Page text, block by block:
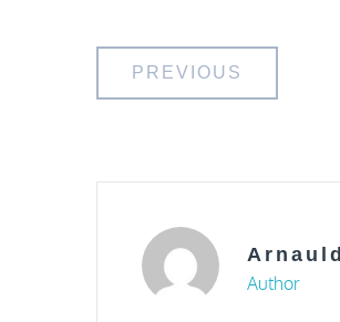
Navigation
PREVIOUS
Arnauld
Author